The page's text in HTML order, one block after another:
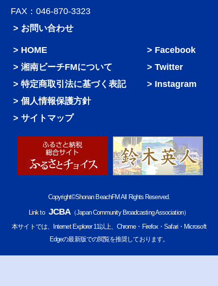
FAX：046-870-3323
> お問い合わせ
HOME
湘南ビーチFMについて
特定商取引法に基づく表記
個人情報保護方針
サイトマップ
Facebook
Twitter
Instagram
Copyright©Shonan BeachFM All Rights Reserved.
Link to JCBA （Japan Community Broadcasting Association）
本サイトでは、Internet Explorer 11以上、Chrome・Firefox・Safari・Microsoft
Edgeの最新版での閲覧を推奨しております。